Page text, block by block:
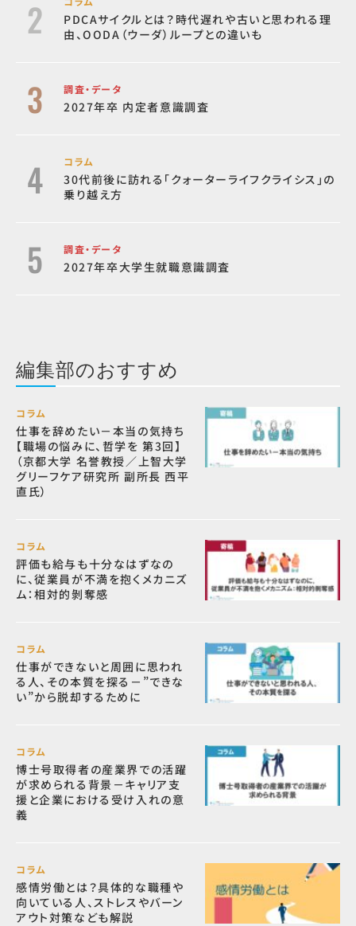
PDCAサイクルとは？時代遅れや古いと思われる理
由、OODA（ウーダ）ループとの違いも
調査・データ
2027年卒 内定者意識調査
コラム
30代前後に訪れる「クォーターライフクライシス」の
乗り越え方
調査・データ
2027年卒大学生就職意識調査
編集部のおすすめ
コラム
仕事を辞めたい－本当の気持ち
【職場の悩みに、哲学を 第3回】
（京都大学 名誉教授／上智大学
グリーフケア研究所 副所長 西平
直氏）
コラム
評価も給与も十分なはずなの
に、従業員が不満を抱くメカニズ
ム：相対的剝奪感
コラム
仕事ができないと周囲に思われ
る人、その本質を探る－”できな
い”から脱却するために
コラム
博士号取得者の産業界での活躍
が求められる背景－キャリア支
援と企業における受け入れの意
義
コラム
感情労働とは？具体的な職種や
向いている人、ストレスやバーン
アウト対策なども解説